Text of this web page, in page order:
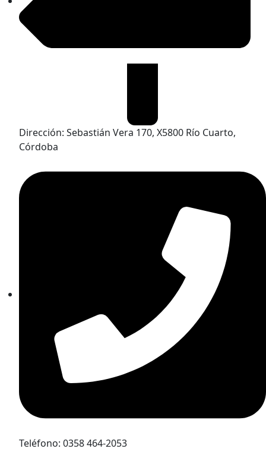
Dirección: Sebastián Vera 170, X5800 Río Cuarto,
Córdoba
Teléfono: 0358 464-2053